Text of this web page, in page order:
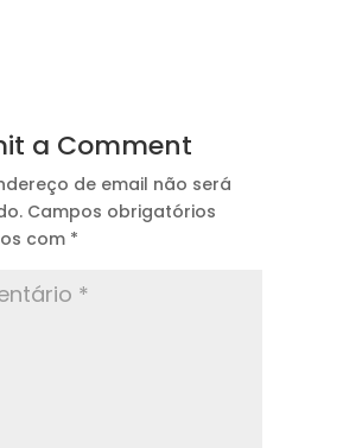
a Comment
de email não será
Campos obrigatórios
com *